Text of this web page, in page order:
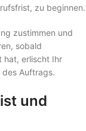
zu beginnen.
zustimmen und
sobald
hat, erlischt Ihr
Auftrags.
und